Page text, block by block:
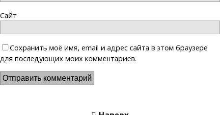
Сайт
Сохранить моё имя, email и адрес сайта в этом браузере
для последующих моих комментариев.